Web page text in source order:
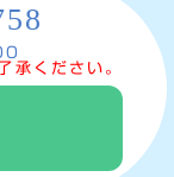
承ください。